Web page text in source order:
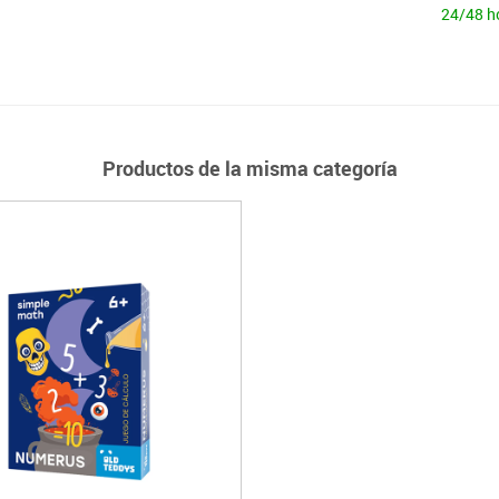
24/48
Productos de la misma categoría